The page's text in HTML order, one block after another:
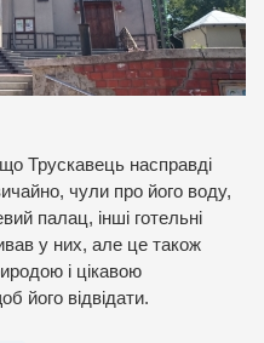
Трускавець насправді
чули про його воду,
палац, інші готельні
у них, але це також
і цікавою
його відвідати.